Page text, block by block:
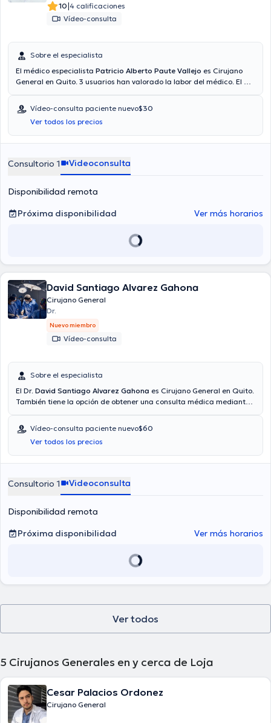
10|4 calificaciones
Vídeo-consulta
Sobre el especialista
El médico especialista Patricio Alberto Paute Vallejo es Cirujano
General en Quito. 3 usuarios han valorado la labor del médico. El Dr.
mejores precios con las siguientes aseguradoras: Consulta privada,
Plan Vital - Medicina Prepagada, Vía reembolso con cualquier
aseguradora. El precio de la consulta con el médico Patricio Alberto
Paute Vallejo es de $40. Algunos de los servicios médicos ofrecidos
de vesícula biliar.
Vídeo-consulta paciente nuevo$30
Ver todos los precios
Consultorio 1 Videoconsulta
Disponibilidad remota
Próxima disponibilidad
Ver más horarios
David Santiago Alvarez Gahona
Cirujano General
Dr.
Nuevo miembro
Vídeo-consulta
Sobre el especialista
El Dr. David Santiago Alvarez Gahona es Cirujano General en Quito.
También tiene la opción de obtener una consulta médica mediante
reembolso con cualquier aseguradora son aceptadas. El precio de
la consulta con el médico especialista David Santiago Alvarez
Gahona es de $60.
Vídeo-consulta paciente nuevo$60
Ver todos los precios
Consultorio 1 Videoconsulta
Disponibilidad remota
Próxima disponibilidad
Ver más horarios
Ver todos
5 Cirujanos Generales en y cerca de Loja
Cesar Palacios Ordonez
Cirujano General